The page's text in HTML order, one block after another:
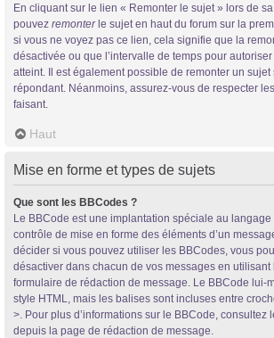
En cliquant sur le lien « Remonter le sujet » lors de
pouvez remonterle sujet en haut du forum sur la
si vous ne voyez pas ce lien, cela signifie que la
désactivée ou que l’intervalle de temps pour
atteint. Il est également possible de remonter un
répondant. Néanmoins, assurez-vous de respecter
faisant.
Haut
Mise en forme et types de sujets
Que sont les BBCodes ?
Le BBCode est une implantation spéciale au langage
contrôle de mise en forme des éléments d’un
décider si vous pouvez utiliser les BBCodes, vous
désactiver dans chacun de vos messages en utilisant
formulaire de rédaction de message. Le BBCode lui-
style HTML, mais les balises sont incluses entre
>. Pour plus d’informations sur le BBCode, consultez
depuis la page de rédaction de message.